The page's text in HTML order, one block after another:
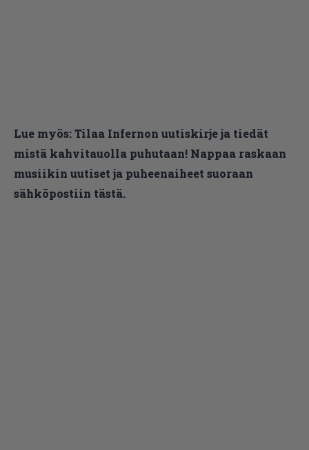
Lue myös:Tilaa Infernon uutiskirje ja tiedät
mistä kahvitauolla puhutaan! Nappaa raskaan
musiikin uutiset ja puheenaiheet suoraan
sähköpostiin tästä.